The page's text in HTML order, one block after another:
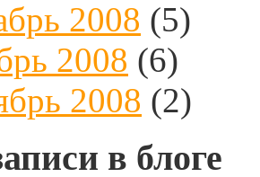
2008 (5)
2008 (6)
2008 (2)
в блоге